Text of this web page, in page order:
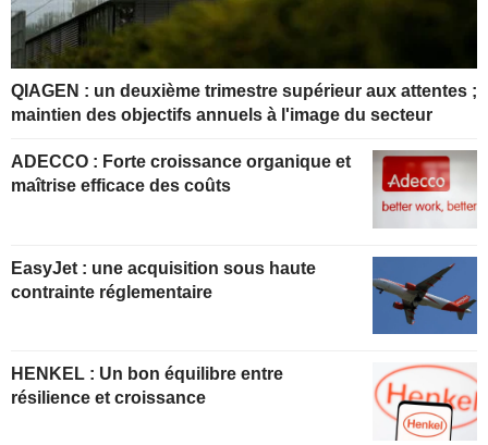
QIAGEN : un deuxième trimestre supérieur aux attentes ;
maintien des objectifs annuels à l'image du secteur
ADECCO : Forte croissance organique et
maîtrise efficace des coûts
EasyJet : une acquisition sous haute
contrainte réglementaire
HENKEL : Un bon équilibre entre
résilience et croissance